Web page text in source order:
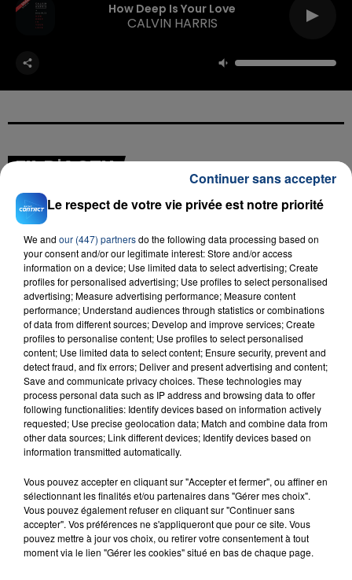
How Deep Is Your Love
CALVIN HARRIS
FIL D'ACTU
23 juillet 2026
INCENDIE MORTEL À LENS : UNE FEMME ET
SON BÉBÉ ENTRE LA VIE ET LA...
Un homme s'est immolé par le feu après avoir
aspergé sa compagne et leur bébé de trois mois
d'un liquide inflammable.
20 juillet 2026
UNE ADOLESCENTE DEVANT SE FAIRE
OPÉRER DE LA CHEVILLE RESSORT DE LA...
Le respect de votre vie privée est notre priorité
We and our (447) partnersdo the following data processing based on
your consent and/or our legitimate interest: Store and/or access
information on a device; Use limited data to select advertising; Create
profiles for personalised advertising; Use profiles to select personalised
advertising; Measure advertising performance; Measure content
performance; Understand audiences through statistics or combinations
of data from different sources; Develop and improve services; Create
profiles to personalise content; Use profiles to select personalised
content; Use limited data to select content; Ensure security, prevent and
detect fraud, and fix errors; Deliver and present advertising and content;
Save and communicate privacy choices. These technologies may
process personal data such as IP address and browsing data to offer
following functionalities: Identify devices based on information actively
requested; Use precise geolocation data; Match and combine data from
other data sources; Link different devices; Identify devices based on
information transmitted automatically.
Vous pouvez accepter en cliquant sur "Accepter et fermer", ou affiner en
sélectionnant les finalités et/ou partenaires dans "Gérer mes choix".
Vous pouvez également refuser en cliquant sur "Continuer sans
accepter". Vos préférences ne s'appliqueront que pour ce site. Vous
pouvez mettre à jour vos choix, ou retirer votre consentement à tout
moment via le lien "Gérer les cookies" situé en bas de chaque page.
Continuer sans accepter